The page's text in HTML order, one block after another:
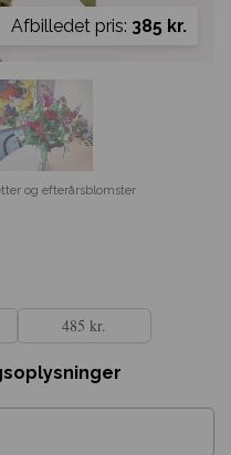
Afbilledet pris: 385 kr.
og efterårsblomster
485 kr.